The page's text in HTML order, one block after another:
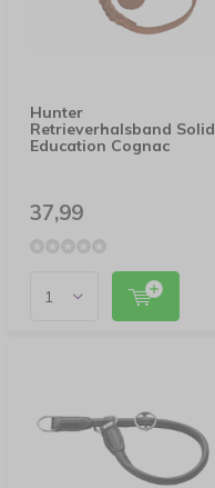
Hunter
Retrieverhalsband Solid
Education Cognac
37,99